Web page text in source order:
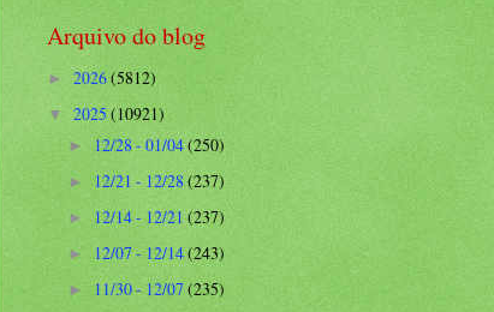
Arquivo do blog
► 2026(5812)
▼2025(10921)
► 12/28 - 01/04(250)
►12/21 - 12/28(237)
►12/14 - 12/21(237)
►12/07 - 12/14(243)
►11/30 - 12/07(235)